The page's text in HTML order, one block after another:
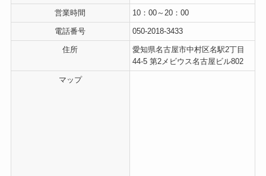
営業時間 10：00～20：00
電話番号 050-2018-3433
住所
愛知県名古屋市中村区名駅2丁目
44-5 第2メビウス名古屋ビル802
マップ